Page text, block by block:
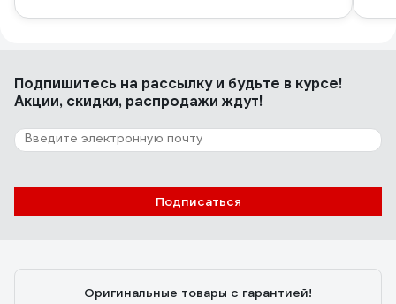
Подпишитесь на рассылкуи будьте в курсе!
Акции, скидки, распродажи ждут!
Подписаться
Оригинальные товары с гарантией!